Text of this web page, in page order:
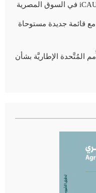
قائمة جديدة مستوحاة
المُتَّحدة الإطاريَّة بشأن